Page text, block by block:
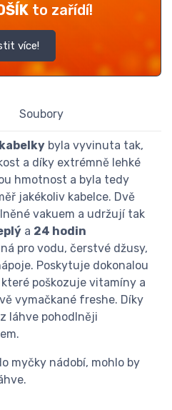
to zařídí!
více!
Soubory
byla vyvinuta tak,
a díky extrémně lehké
hmotnost a byla tedy
jakékoliv kabelce. Dvě
vakuem a udržují tak
a 24 hodin
pro vodu, čerstvé džusy,
Poskytuje dokonalou
poškozuje vitamíny a
vymačkané freshe. Díky
láhve pohodlněji
myčky nádobí, mohlo by